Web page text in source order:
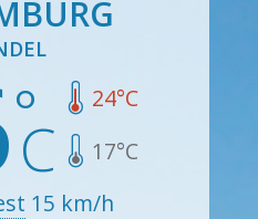
24°C
17°C
15 km/h